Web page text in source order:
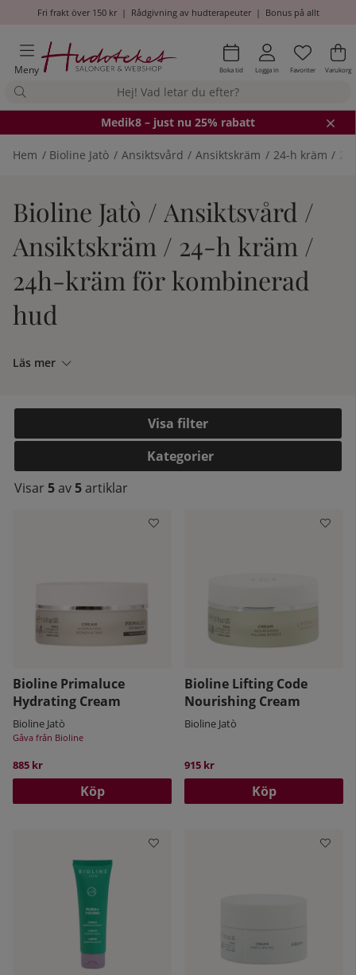
Fri frakt över 150 kr| Rådgivning av hudterapeuter| Bonus på allt
Meny Boka tid Logga in Antal i
.
Favoriter .
Varukorg
Medik8 – just nu 25% rabatt
Hem Bioline Jatò Ansiktsvård Ansiktskräm 24-h kräm
Bioline Jatò / Ansiktsvård /
Ansiktskräm / 24-h kräm /
24h-kräm för kombinerad
hud
Läs mer
Filtrera
Kategorier
Visar 5av 5artiklar
Bioline Primaluce
Hydrating Cream
Bioline Jatò
Gåva från Bioline
885 kr
Köp
Bioline Lifting Code
Nourishing Cream
Bioline Jatò
915 kr
Köp